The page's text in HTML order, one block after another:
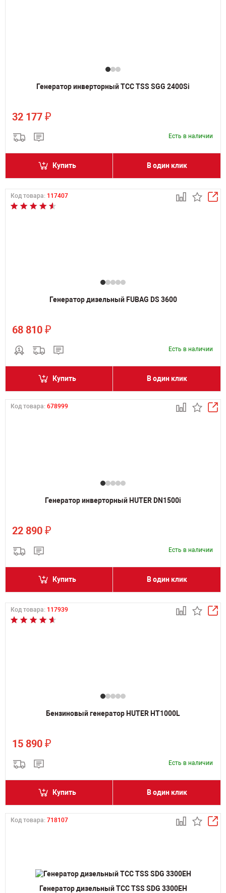
Генератор инверторный ТСС TSS SGG 2400Si
32 177 ₽
Есть в наличии
Купить В один клик
Код товара: 117407
Генератор дизельный FUBAG DS 3600
68 810 ₽
Есть в наличии
Купить В один клик
Код товара: 678999
Генератор инверторный HUTER DN1500i
22 890 ₽
Есть в наличии
Купить В один клик
Код товара: 117939
Бензиновый генератор HUTER HT1000L
15 890 ₽
Есть в наличии
Купить В один клик
Код товара: 718107
Генератор дизельный ТСС TSS SDG 3300EH